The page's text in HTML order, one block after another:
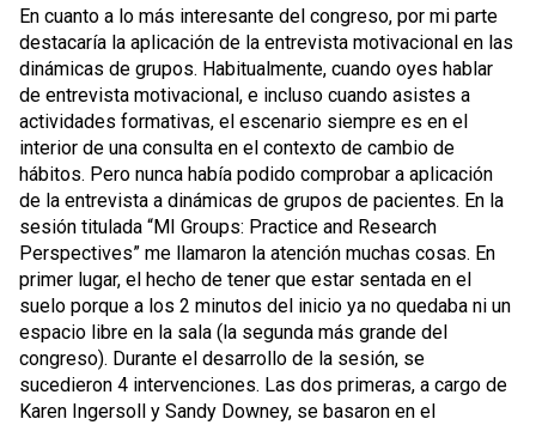
En cuanto a lo más interesante del congreso, por mi parte
destacaría la aplicación de la entrevista motivacional en las
dinámicas de grupos. Habitualmente, cuando oyes hablar
de entrevista motivacional, e incluso cuando asistes a
actividades formativas, el escenario siempre es en el
interior de una consulta en el contexto de cambio de
hábitos. Pero nunca había podido comprobar a aplicación
de la entrevista a dinámicas de grupos de pacientes. En la
sesión titulada “MI Groups: Practice and Research
Perspectives” me llamaron la atención muchas cosas. En
primer lugar, el hecho de tener que estar sentada en el
suelo porque a los 2 minutos del inicio ya no quedaba ni un
espacio libre en la sala (la segunda más grande del
congreso). Durante el desarrollo de la sesión, se
sucedieron 4 intervenciones. Las dos primeras, a cargo de
Karen Ingersoll y Sandy Downey, se basaron en el